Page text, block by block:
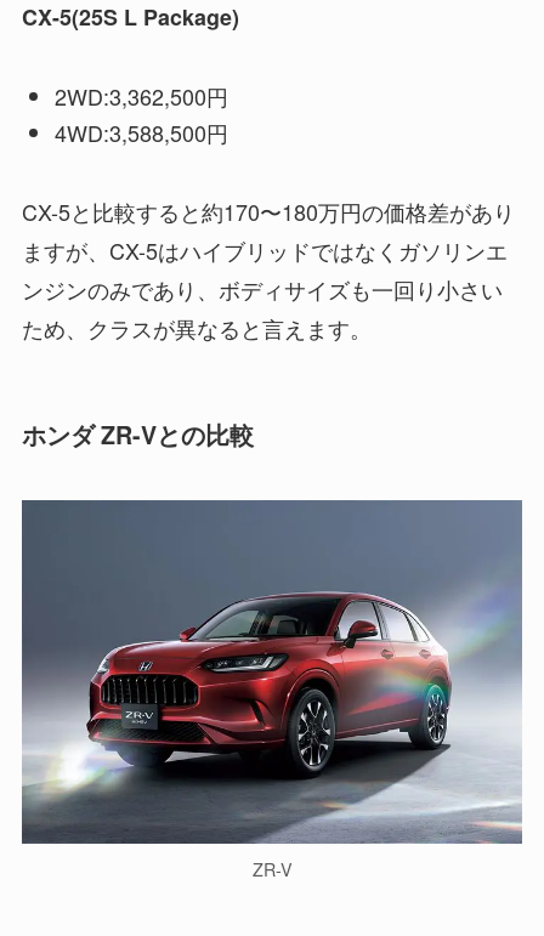
CX-5(25S L Package)
2WD:3,362,500円
4WD:3,588,500円
CX-5と比較すると約170〜180万円の価格差があり
ますが、CX-5はハイブリッドではなくガソリンエ
ンジンのみであり、ボディサイズも一回り小さい
ため、クラスが異なると言えます。
ホンダ ZR-Vとの比較
ZR-V